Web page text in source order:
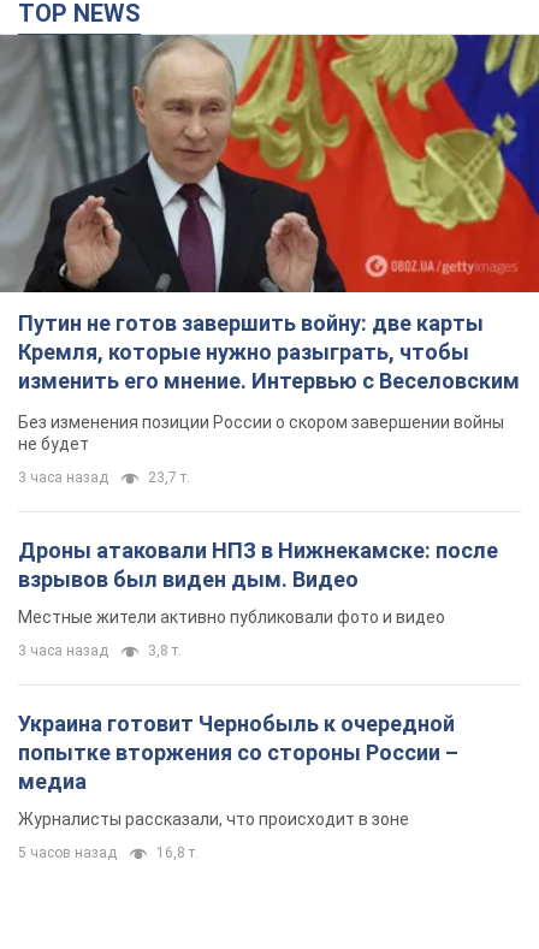
TOP NEWS
Путин не готов завершить войну: две карты
Кремля, которые нужно разыграть, чтобы
изменить его мнение. Интервью с Веселовским
Без изменения позиции России о скором завершении войны
не будет
3 часа назад 23,7 т.
Дроны атаковали НПЗ в Нижнекамске: после
взрывов был виден дым. Видео
Местные жители активно публиковали фото и видео
3 часа назад 3,8 т.
Украина готовит Чернобыль к очередной
попытке вторжения со стороны России –
медиа
Журналисты рассказали, что происходит в зоне
5 часов назад 16,8 т.